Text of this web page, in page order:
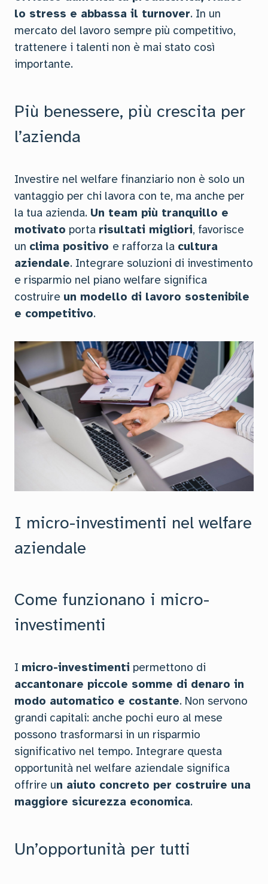
lo stress e abbassa il turnover. In un
mercato del lavoro sempre più competitivo,
trattenere i talenti non è mai stato così
importante.
Più benessere, più crescita per
l’azienda
Investire nel welfare finanziario non è solo un
vantaggio per chi lavora con te, ma anche per
la tua azienda. Un team più tranquillo e
motivato porta risultati migliori, favorisce
un clima positivo e rafforza la cultura
aziendale. Integrare soluzioni di investimento
e risparmio nel piano welfare significa
costruire un modello di lavoro sostenibile
e competitivo.
I micro-investimenti nel welfare
aziendale
Come funzionano i micro-
investimenti
I micro-investimenti permettono di
accantonare piccole somme di denaro in
modo automatico e costante. Non servono
grandi capitali: anche pochi euro al mese
possono trasformarsi in un risparmio
significativo nel tempo. Integrare questa
opportunità nel welfare aziendale significa
offrire un aiuto concreto per costruire una
maggiore sicurezza economica.
Un’opportunità per tutti